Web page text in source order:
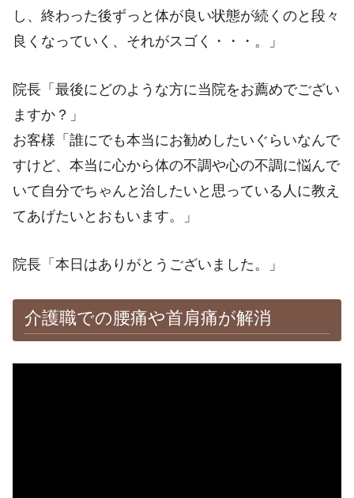
し、終わった後ずっと体が良い状態が続くのと段々
良くなっていく、それがスゴく・・・。」
院長「最後にどのような方に当院をお薦めでござい
ますか？」
お客様「誰にでも本当にお勧めしたいぐらいなんで
すけど、本当に心から体の不調や心の不調に悩んで
いて自分でちゃんと治したいと思っている人に教え
てあげたいとおもいます。」
院長「本日はありがとうございました。」
介護職での腰痛や首肩痛が解消